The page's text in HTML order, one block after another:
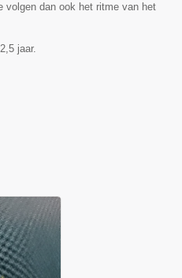
volgen dan ook het ritme van het
jaar.